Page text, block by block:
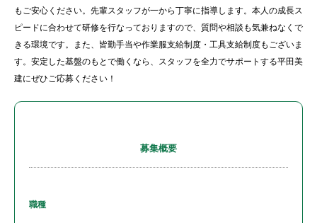
もご安心ください。先輩スタッフが一から丁寧に指導します。本人の成長ス
ピードに合わせて研修を行なっておりますので、質問や相談も気兼ねなくで
きる環境です。また、皆勤手当や作業服支給制度・工具支給制度もございま
す。安定した基盤のもとで働くなら、スタッフを全力でサポートする平田美
建にぜひご応募ください！
募集概要
職種